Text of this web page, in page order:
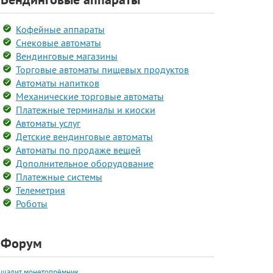
Кофейные аппараты
Снековые автоматы
Вендинговые магазины
Торговые автоматы пищевых продуктов
Автоматы напитков
Механические торговые автоматы
Платежные терминалы и киоски
Автоматы услуг
Детские вендинговые автоматы
Автоматы по продаже вещей
Дополнительное оборудование
Платежные системы
Телеметрия
Роботы
Форум